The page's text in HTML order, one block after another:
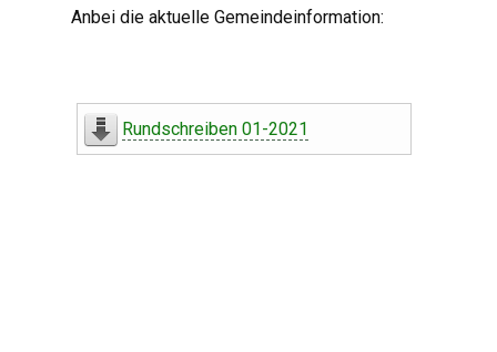
Anbei die aktuelle Gemeindeinformation:
Rundschreiben 01-2021